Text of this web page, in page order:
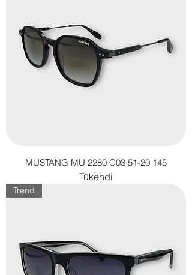
MUSTANG MU 2280 C03 51-20 145
Tükendi
Trend